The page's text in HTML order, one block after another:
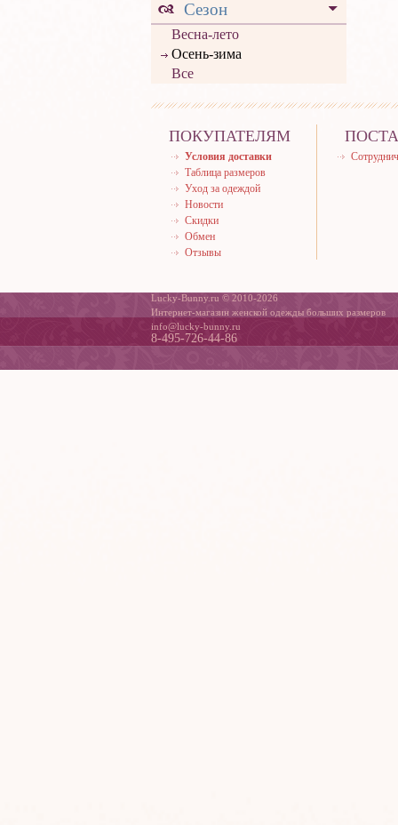
Сезон
Весна-лето
Осень-зима
Все
ПОКУПАТЕЛЯМ
Условия доставки
Таблица размеров
Уход за одеждой
Новости
Скидки
Обмен
Отзывы
Lucky-Bunny.ru © 2010-2026
Интернет-магазин женской одежды больших размеров
info@lucky-bunny.ru
8-495-726-44-86